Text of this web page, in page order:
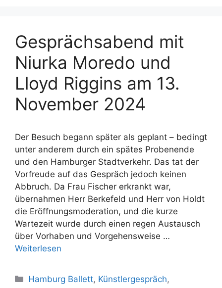
Gesprächsabend mit
Niurka Moredo und
Lloyd Riggins am 13.
November 2024
Der Besuch begann später als geplant – bedingt
unter anderem durch ein spätes Probenende
und den Hamburger Stadtverkehr. Das tat der
Vorfreude auf das Gespräch jedoch keinen
Abbruch. Da Frau Fischer erkrankt war,
übernahmen Herr Berkefeld und Herr von Holdt
die Eröffnungsmoderation, und die kurze
Wartezeit wurde durch einen regen Austausch
über Vorhaben und Vorgehensweise …
Weiterlesen
Kategorien
Hamburg Ballett, Künstlergespräch,